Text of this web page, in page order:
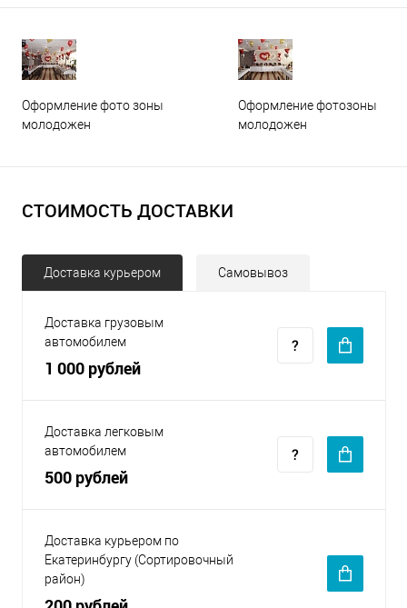
Оформление фото зоны
молодожен
Оформление фотозоны
молодожен
СТОИМОСТЬ ДОСТАВКИ
Доставка курьером Самовывоз
Доставка грузовым
автомобилем
1 000 рублей
Доставка легковым
автомобилем
500 рублей
Доставка курьером по
Екатеринбургу (Сортировочный
район)